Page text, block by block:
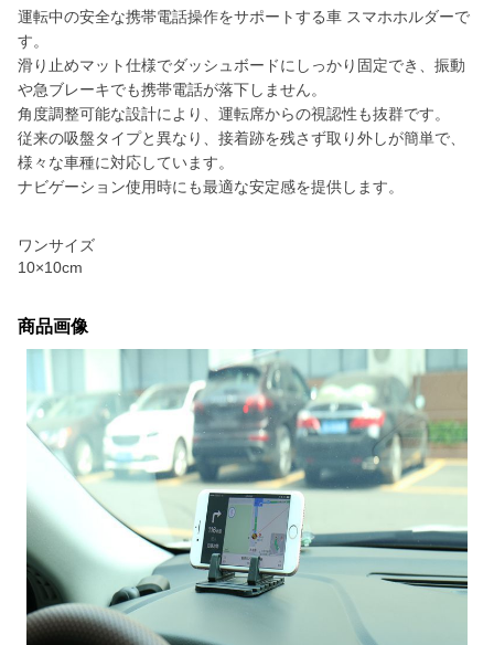
運転中の安全な携帯電話操作をサポートする車 スマホホルダーで
す。
滑り止めマット仕様でダッシュボードにしっかり固定でき、振動
や急ブレーキでも携帯電話が落下しません。
角度調整可能な設計により、運転席からの視認性も抜群です。
従来の吸盤タイプと異なり、接着跡を残さず取り外しが簡単で、
様々な車種に対応しています。
ナビゲーション使用時にも最適な安定感を提供します。
ワンサイズ
10×10cm
商品画像